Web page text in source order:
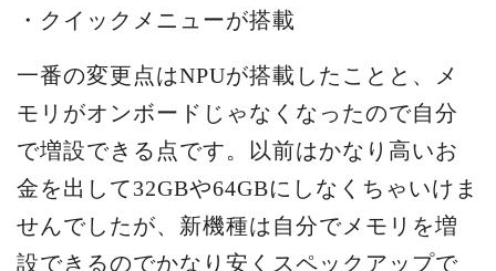
・クイックメニューが搭載
一番の変更点はNPUが搭載したことと、メ
モリがオンボードじゃなくなったので自分
で増設できる点です。以前はかなり高いお
金を出して32GBや64GBにしなくちゃいけま
せんでしたが、新機種は自分でメモリを増
設できるのでかなり安くスペックアップで